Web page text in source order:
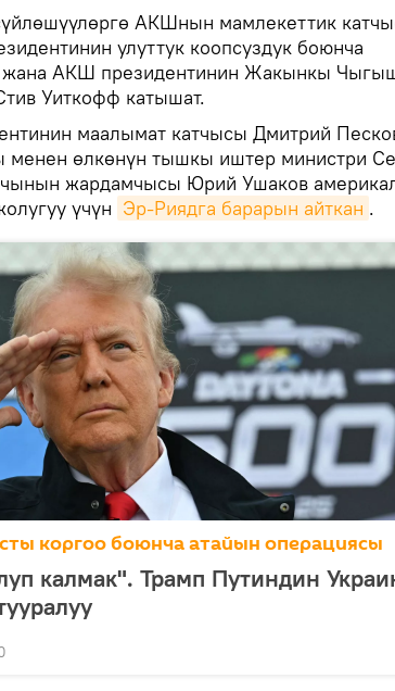
АКШнын мамлекеттик
улуттук коопсуздук боюнча
жана АКШ президентинин Жакынкы
Уиткофф катышат.
маалымат катчысы Дмитрий
өлкөнүн тышкы иштер министри
жардамчысы Юрий Ушаков
үчүн Эр-Риядга барарын айткан .
коргоо боюнча атайын операциясы
калмак". Трамп Путиндин